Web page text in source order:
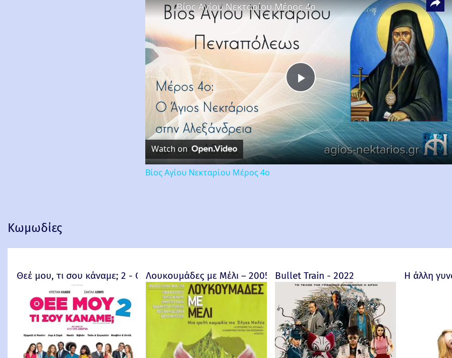
Play
Video
Βίος Αγίου Νεκταρίου Μέρος 4ο
Watch on
Βίος Αγίου Νεκταρίου Μέρος 4ο
Κωμωδίες
Θεέ μου, τι σου κάναμε; 2 - Qu'est-ce qu'on a encore fait au Bon Dieu? - Trailer 2019 (Greek subs)
Λουκουμάδες με Μέλι – 2005 Bullet Train - 2022 Η άλλη